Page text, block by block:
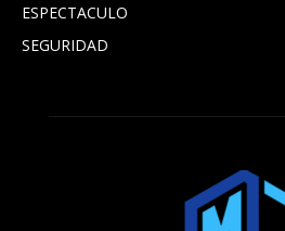
ESPECTACULO
SEGURIDAD